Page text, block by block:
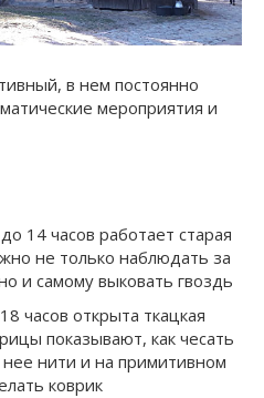
в нем постоянно
мероприятия и
14 часов работает старая
не только наблюдать за
и самому выковать гвоздь
часов открыта ткацкая
показывают, как чесать
нити и на примитивном
коврик